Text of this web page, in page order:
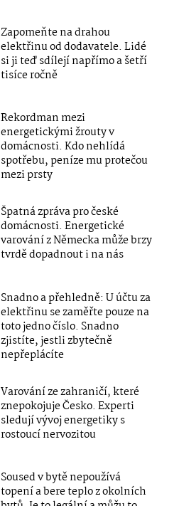
Zapomeňte na drahou
elektřinu od dodavatele. Lidé
si ji teď sdílejí napřímo a šetří
tisíce ročně
Rekordman mezi
energetickými žrouty v
domácnosti. Kdo nehlídá
spotřebu, peníze mu protečou
mezi prsty
Špatná zpráva pro české
domácnosti. Energetické
varování z Německa může brzy
tvrdě dopadnout i na nás
Snadno a přehledně: U účtu za
elektřinu se zaměřte pouze na
toto jedno číslo. Snadno
zjistíte, jestli zbytečně
nepřeplácíte
Varování ze zahraničí, které
znepokojuje Česko. Experti
sledují vývoj energetiky s
rostoucí nervozitou
Soused v bytě nepoužívá
topení a bere teplo z okolních